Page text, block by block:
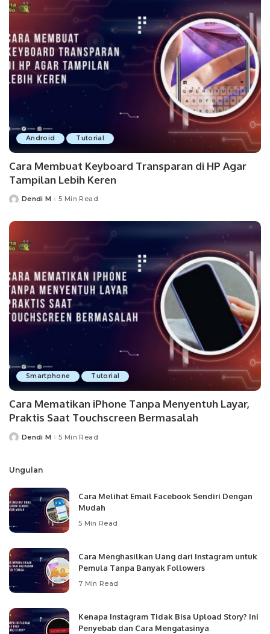
Android Tutorial
Cara Membuat Keyboard Transparan di HP Agar
Tampilan Lebih Keren
PostedDendi M 5 Min Read
Smartphone Tutorial
Cara Mematikan iPhone Tanpa Menyentuh Layar,
Praktis Saat Touchscreen Bermasalah
PostedDendi M 5 Min Read
Ungulan
Cara Melihat Email Facebook Sendiri Dengan
Mudah
5 Min Read
Cara Menghasilkan Uang dari Instagram untuk
Pemula Tanpa Banyak Followers
7 Min Read
Kenapa Instagram Tidak Bisa Upload Story? Ini
Penyebab dan Cara Mengatasinya